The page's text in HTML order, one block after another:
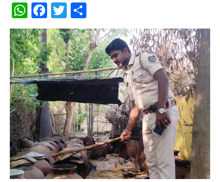
WhatsApp
Facebook
Twitter